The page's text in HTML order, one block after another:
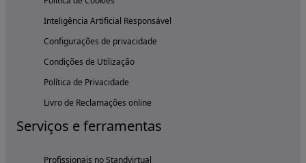
Inteligência Artificial Responsável
Configurações de privacidade
Condições de Utilização
Política de Privacidade
Livro de Reclamações online
Serviços e ferramentas
Profissionais no Standvirtual